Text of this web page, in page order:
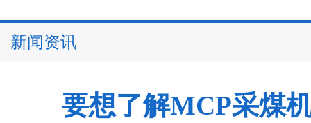
新闻资讯
要想了解MCP采煤